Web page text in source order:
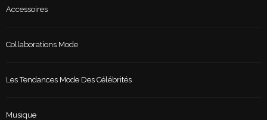
Accessoires
Collaborations Mode
Les Tendances Mode Des Célébrités
Musique